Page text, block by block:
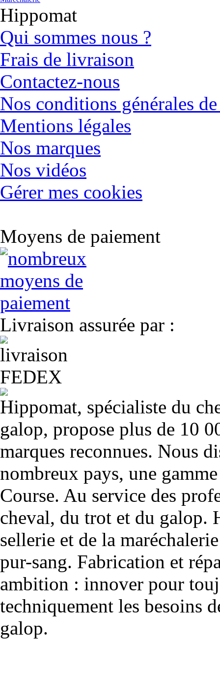
Hippomat
Qui sommes nous ?
Frais de livraison
Contactez-nous
Nos conditions générales
Mentions légales
Nos marques
Nos vidéos
Gérer mes cookies
Moyens de paiement
Livraison assurée par :
Hippomat, spécialiste du
galop, propose plus de 10
marques reconnues. Nous
nombreux pays, une
Course. Au service des
cheval, du trot et du galop.
sellerie et de la
pur-sang. Fabrication et
ambition : innover pour
techniquement les besoins
galop.